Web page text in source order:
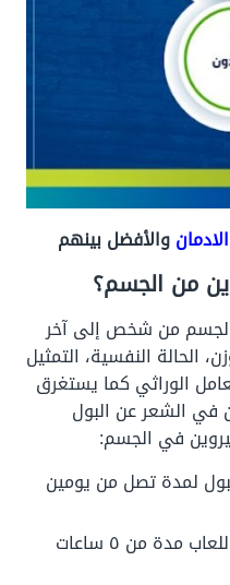
والأفضل بينهم
من الجسم؟
من شخص إلى آخر
الحالة النفسية، التمثيل
الوراثي كما يستغرق
في الشعر عن البول
في الجسم:
لمدة تصل من يومين
اللعاب يظل الهيروين في اللعاب مدة من ٥ ساعات